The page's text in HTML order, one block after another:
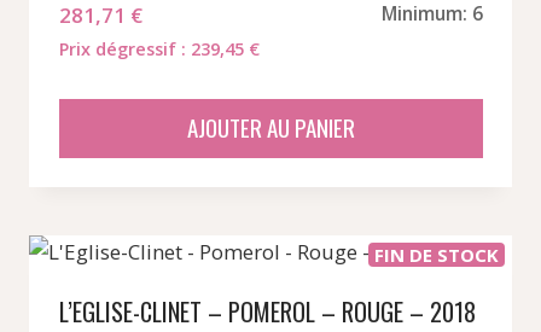
281,71 € Minimum: 6
Prix dégressif : 239,45 €
AJOUTER AU PANIER
FIN DE STOCK
L’EGLISE-CLINET – POMEROL – ROUGE – 2018